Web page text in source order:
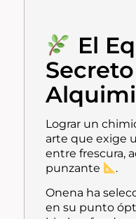
El
Lograr un
arte que exige
entre frescura,
punzante
.
Onena ha
en su punto